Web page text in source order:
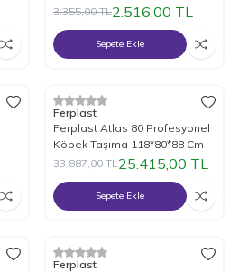
3.355,00TL2.516,00 TL
Sepete Ekle
%25İndirim
Ferplast
Ferplast Atlas 80 Profesyonel
Köpek Taşıma 118*80*88 Cm
33.887,00TL25.415,00 TL
Sepete Ekle
%25İndirim
Ferplast